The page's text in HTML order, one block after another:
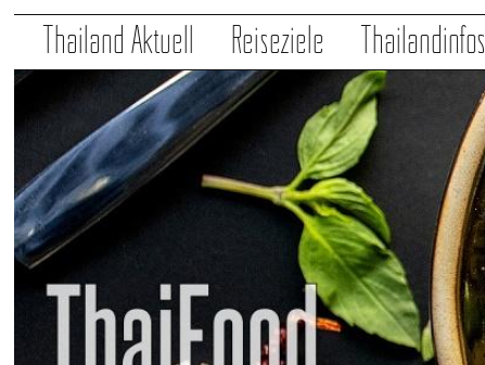
Thailand Aktuell Reiseziele Thailandinfos